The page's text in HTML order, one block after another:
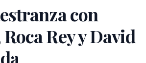
con
Rey y David